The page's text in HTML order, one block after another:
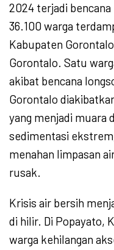
2024 terjadi
36.100 warga
Kabupaten
Gorontalo. Satu
akibat bencana
Gorontalo
yang menjadi muara
sedimentasi
menahan limpasan
rusak.
Krisis air bersih
di hilir. Di Popayato,
warga kehilangan